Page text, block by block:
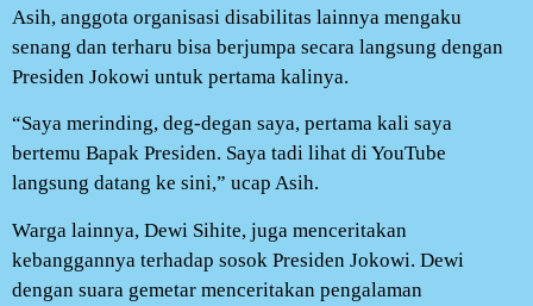
Asih, anggota organisasi disabilitas lainnya mengaku
senang dan terharu bisa berjumpa secara langsung dengan
Presiden Jokowi untuk pertama kalinya.
“Saya merinding, deg-degan saya, pertama kali saya
bertemu Bapak Presiden. Saya tadi lihat di YouTube
langsung datang ke sini,” ucap Asih.
Warga lainnya, Dewi Sihite, juga menceritakan
kebanggannya terhadap sosok Presiden Jokowi. Dewi
dengan suara gemetar menceritakan pengalaman